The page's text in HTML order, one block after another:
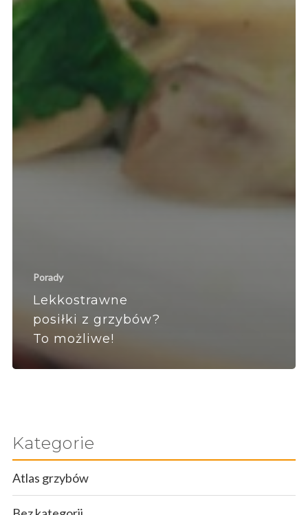
Porady
Lekkostrawne
posiłki z grzybów?
To możliwe!
Kategorie
Atlas grzybów